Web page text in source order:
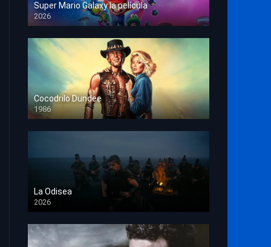
Super Mario Galaxy la película
2026
HD 1080p
Cocodrilo Dundee
1986
HD 1080p
La Odisea
2026
TS Screener